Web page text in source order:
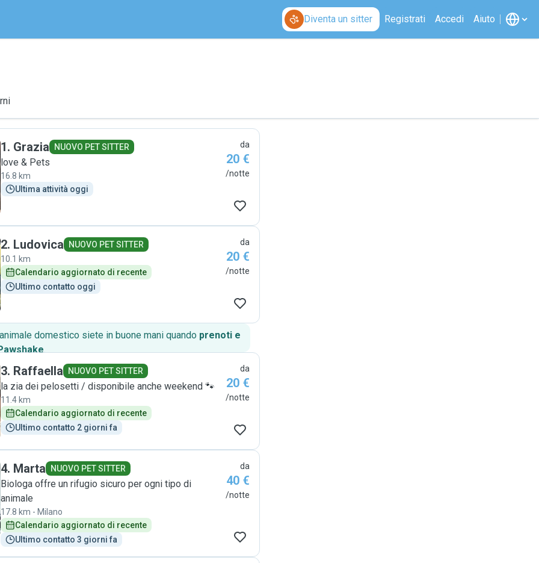
Diventa un sitter Registrati Accedi Aiuto
1. Grazia NUOVO PET SITTER
love & Pets
16.8 km
Ultima attività oggi
da
20 €
/notte
2. Ludovica
NUOVO PET SITTER
10.1 km
Calendario aggiornato di recente
Ultimo contatto oggi
da
20 €
/notte
domestico siete in buone mani quando prenoti e
.
3. Raffaella NUOVO PET SITTER
la zia dei pelosetti / disponibile anche weekend 🐾
11.4 km
Calendario aggiornato di recente
Ultimo contatto 2 giorni fa
da
20 €
/notte
4. Marta NUOVO PET SITTER
Biologa offre un rifugio sicuro per ogni tipo di
animale
17.8 km - Milano
Calendario aggiornato di recente
Ultimo contatto 3 giorni fa
da
40 €
/notte